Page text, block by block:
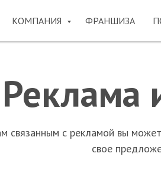
КОМПАНИЯ ФРАНШИЗА
Реклама
связанным с рекламой вы
свое